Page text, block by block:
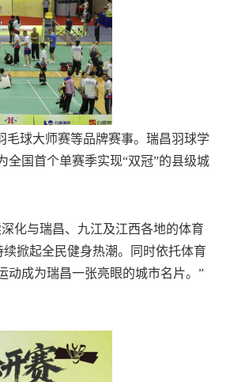
球大师赛等品牌赛事。瑞昌羽球学
全国首个单赛季实现“双冠”的县级城
化与瑞昌、九江及江西各地的体育
掀起全民健身热潮。同时依托体育
动成为瑞昌一张亮眼的城市名片。”